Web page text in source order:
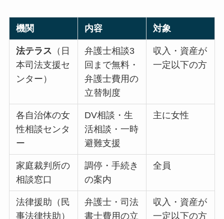
機関 内容 対象
法テラス （日
本司法支援セ
ンター）
弁護士相談3
回まで無料・
弁護士費用の
立替制度
収入・資産が
一定以下の方
各自治体の女
性相談センタ
ー
DV相談・生
活相談・一時
避難支援
主に女性
家庭裁判所の
相談窓口
調停・手続き
の案内
全員
法律援助（民
事法律扶助）
弁護士・司法
書士費用の立
収入・資産が
一定以下の方